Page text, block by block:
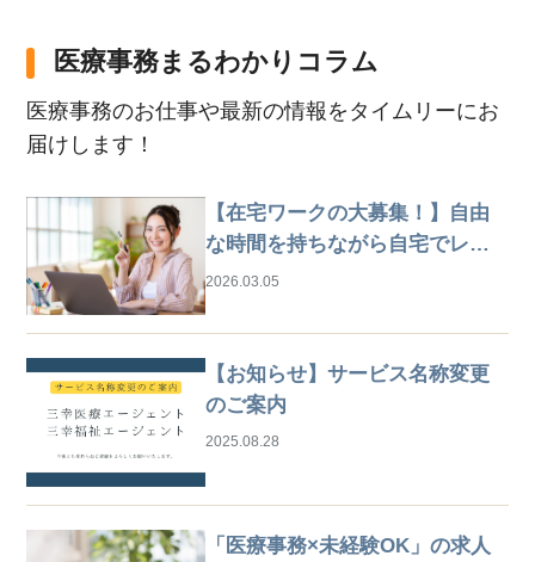
医療事務まるわかりコラム
医療事務のお仕事や最新の情報をタイムリーにお
届けします！
【在宅ワークの大募集！】自由
な時間を持ちながら自宅でレセ
プト業務
2026.03.05
【お知らせ】サービス名称変更
のご案内
2025.08.28
「医療事務×未経験OK」の求人